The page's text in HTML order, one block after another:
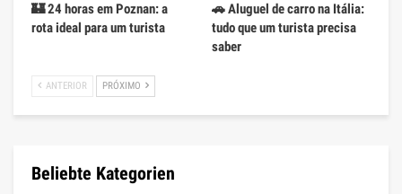
🏰 24 horas em Poznan: a
rota ideal para um turista
🚗 Aluguel de carro na Itália:
tudo que um turista precisa
saber
ANTERIOR PRÓXIMO
Beliebte Kategorien